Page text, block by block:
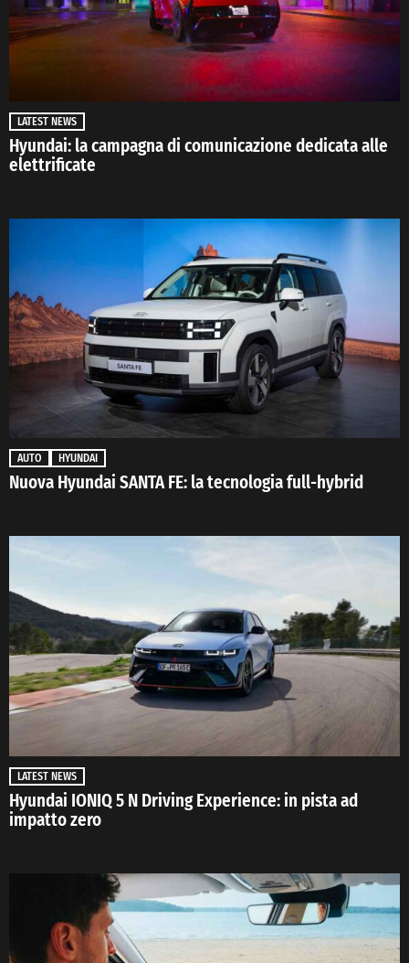
LATEST NEWS
Hyundai: la campagna di comunicazione dedicata alle
elettrificate
AUTO HYUNDAI
Nuova Hyundai SANTA FE: la tecnologia full-hybrid
LATEST NEWS
Hyundai IONIQ 5 N Driving Experience: in pista ad
impatto zero